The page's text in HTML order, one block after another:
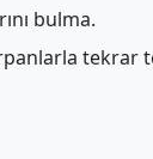
bulma.
tekrar